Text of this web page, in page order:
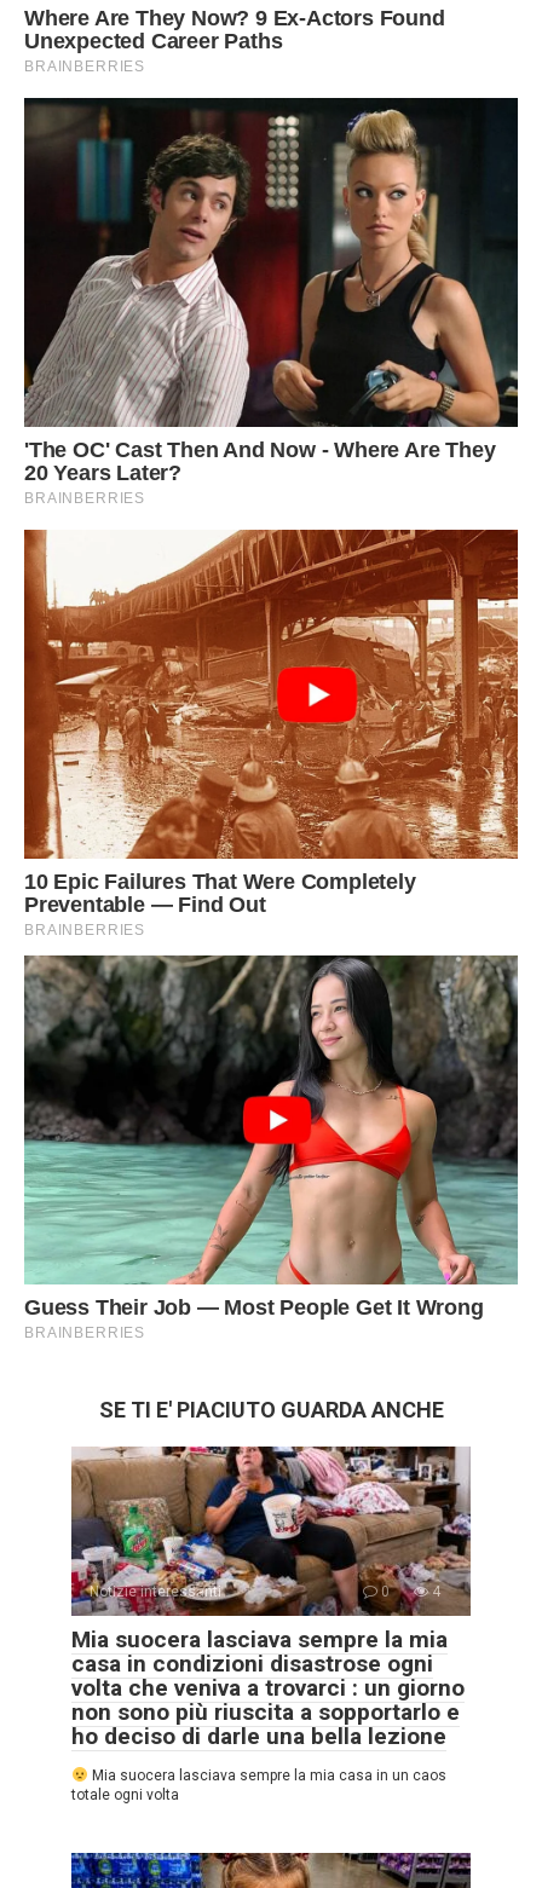
SE TI E' PIACIUTO GUARDA ANCHE
Notizie interessanti 0 4
Mia suocera lasciava sempre la mia
casa in condizioni disastrose ogni
volta che veniva a trovarci : un giorno
non sono più riuscita a sopportarlo e
ho deciso di darle una bella lezione
Mia suocera lasciava sempre la mia casa in un caos
totale ogni volta